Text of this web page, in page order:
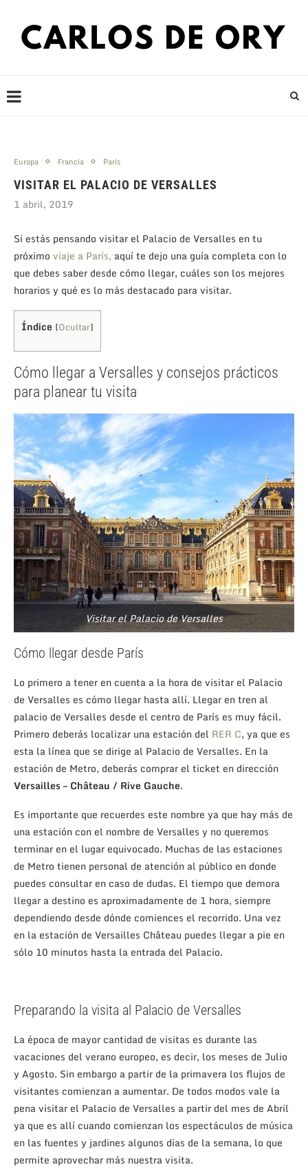
Europa Francia París
VISITAR EL PALACIO DE VERSALLES
1 abril, 2019
Si estás pensando visitar el Palacio de Versalles en tu
próximo viaje a París, aquí te dejo una guía completa con lo
que debes saber desde cómo llegar, cuáles son los mejores
horarios y qué es lo más destacado para visitar.
Índice [Ocultar]
Cómo llegar a Versalles y consejos prácticos
para planear tu visita
Visitar el Palacio de Versalles
Cómo llegar desde París
Lo primero a tener en cuenta a la hora de visitar el Palacio
de Versalles es cómo llegar hasta allí. Llegar en tren al
palacio de Versalles desde el centro de París es muy fácil.
Primero deberás localizar una estación del RER C, ya que es
esta la línea que se dirige al Palacio de Versalles. En la
estación de Metro, deberás comprar el ticket en dirección
Versailles – Château / Rive Gauche.
Es importante que recuerdes este nombre ya que hay más de
una estación con el nombre de Versalles y no queremos
terminar en el lugar equivocado. Muchas de las estaciones
de Metro tienen personal de atención al público en donde
puedes consultar en caso de dudas. El tiempo que demora
llegar a destino es aproximadamente de 1 hora, siempre
dependiendo desde dónde comiences el recorrido. Una vez
en la estación de Versailles Château puedes llegar a pie en
sólo 10 minutos hasta la entrada del Palacio.
Preparando la visita al Palacio de Versalles
La época de mayor cantidad de visitas es durante las
vacaciones del verano europeo, es decir, los meses de Julio
y Agosto. Sin embargo a partir de la primavera los flujos de
visitantes comienzan a aumentar. De todos modos vale la
pena visitar el Palacio de Versalles a partir del mes de Abril
ya que es allí cuando comienzan los espectáculos de música
en las fuentes y jardines algunos días de la semana, lo que
permite aprovechar más nuestra visita.